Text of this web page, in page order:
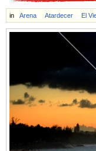
in Arena Atardecer El